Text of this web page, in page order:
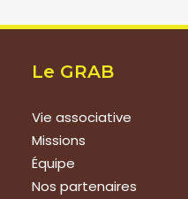
Le GRAB
Vie associative
Missions
Équipe
Nos partenaires